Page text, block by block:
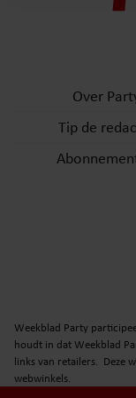
en om ons
informatie over
partners voor
informatie die u
gaat akkoord met
gebruiken.
Over
Tip de
Weekblad Party
houdt in dat Weekblad
links van retailers. Deze
webwinkels.